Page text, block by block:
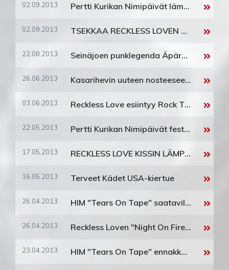
02.09.2013 Pertti Kurikan Nimipäivät lämppää PMMP:tä jäähallissa!
02.09.2013 TSEKKAA RECKLESS LOVEN UUSIN VIDEO "SO HAPPY I COULD DIE"!!!
22.08.2013 Seinäjoen punklegenda Äpärät kiertueelle!
26.06.2013 Kasarihevin uuteen nosteeseen ja muotoon muokannut, energisen rock´n´rollin lähettiläät Reckless Love julkaisee uuden, kolmannen albuminsa 30.8.!
03.06.2013 Reckless Love esiintyy Rock The Beach -festivaalilla 28.06.2013!
22.05.2013 Pertti Kurikan Nimipäivät festivaalikiertueelle!
17.05.2013 RECKLESS LOVE KISSIN LÄMPPÄRIKSI
16.05.2013 Terveet Kädet USA-kiertue
26.04.2013 HIM "Tears On Tape" saatavilla nyt!
26.04.2013 Reckless Loven "Night On Fire" video julki!!!
23.04.2013 HIM "Tears On Tape" ennakkokuuntelussa bändin Facebookissa tällä viikolla